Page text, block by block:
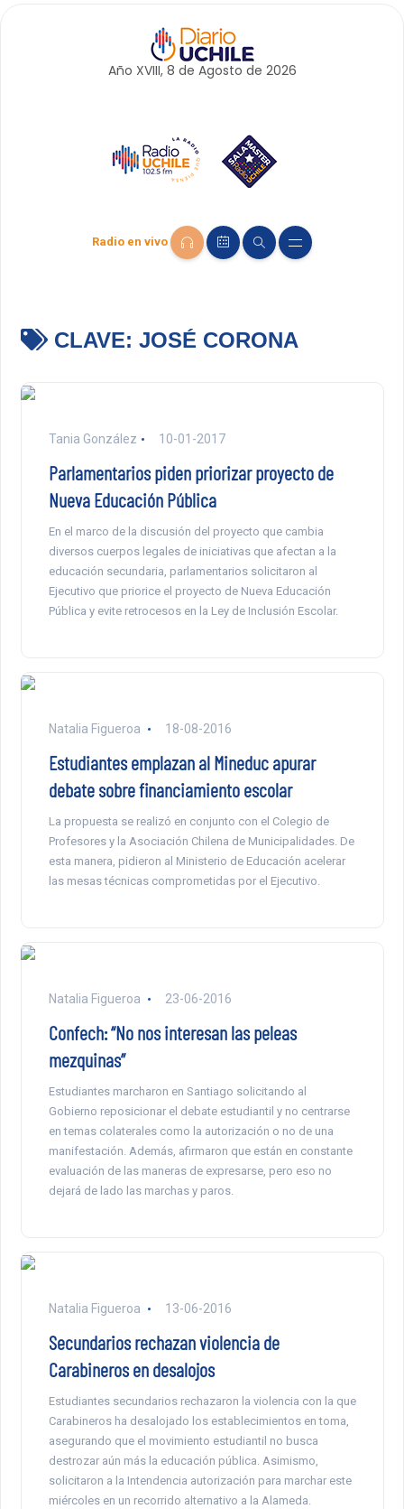
Año XVIII, 8 de Agosto de 2026
Radio en vivo
CLAVE: JOSÉ CORONA
Tania González 10-01-2017
Parlamentarios piden priorizar proyecto de
Nueva Educación Pública
En el marco de la discusión del proyecto que cambia
diversos cuerpos legales de iniciativas que afectan a la
educación secundaria, parlamentarios solicitaron al
Ejecutivo que priorice el proyecto de Nueva Educación
Pública y evite retrocesos en la Ley de Inclusión Escolar.
Natalia Figueroa 18-08-2016
Estudiantes emplazan al Mineduc apurar
debate sobre financiamiento escolar
La propuesta se realizó en conjunto con el Colegio de
Profesores y la Asociación Chilena de Municipalidades. De
esta manera, pidieron al Ministerio de Educación acelerar
las mesas técnicas comprometidas por el Ejecutivo.
Natalia Figueroa 23-06-2016
Confech: “No nos interesan las peleas
mezquinas”
Estudiantes marcharon en Santiago solicitando al
Gobierno reposicionar el debate estudiantil y no centrarse
en temas colaterales como la autorización o no de una
manifestación. Además, afirmaron que están en constante
evaluación de las maneras de expresarse, pero eso no
dejará de lado las marchas y paros.
Natalia Figueroa 13-06-2016
Secundarios rechazan violencia de
Carabineros en desalojos
Estudiantes secundarios rechazaron la violencia con la que
Carabineros ha desalojado los establecimientos en toma,
asegurando que el movimiento estudiantil no busca
destrozar aún más la educación pública. Asimismo,
solicitaron a la Intendencia autorización para marchar este
miércoles en un recorrido alternativo a la Alameda.